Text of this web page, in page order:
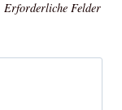
Erforderliche Felder